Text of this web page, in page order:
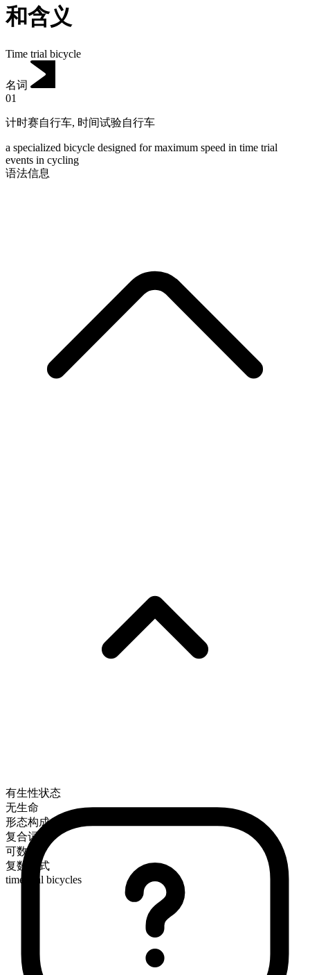
和含义
Time trial bicycle
名词
01
计时赛自行车, 时间试验自行车
a specialized bicycle designed for maximum speed in time trial
events in cycling
语法信息
有生性状态
无生命
形态构成
复合词
可数
复数形式
time trial bicycles